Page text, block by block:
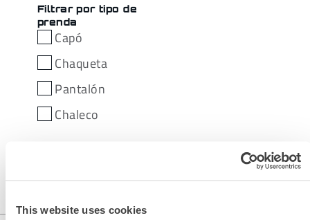
This website uses cookies
Filtrar por tipo de
prenda
Capó
Chaqueta
Pantalón
Chaleco